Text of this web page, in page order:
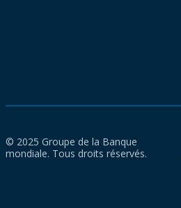
© 2025 Groupe de la Banque
mondiale. Tous droits réservés.